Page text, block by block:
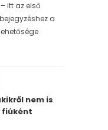
itt az első
a
nem is